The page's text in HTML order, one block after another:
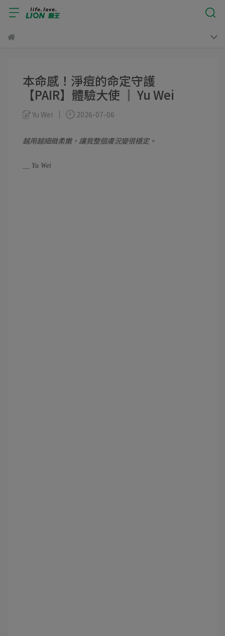
本命感！淨痘的命定守護
【PAIR】體驗大使 ║ Yu Wei
Yu Wei 2026-07-06
越用越細緻柔嫩，讓我整個膚況變很穩定。
＿ Yu Wei